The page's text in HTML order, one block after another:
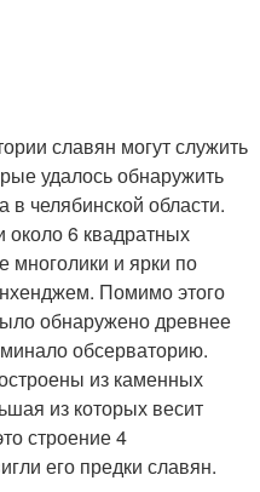
славян могут служить
удалось обнаружить
в челябинской области.
6 квадратных
многолики и ярки по
Помимо этого
обнаружено древнее
обсерваторию.
из каменных
из которых весит
строение 4
его предки славян.